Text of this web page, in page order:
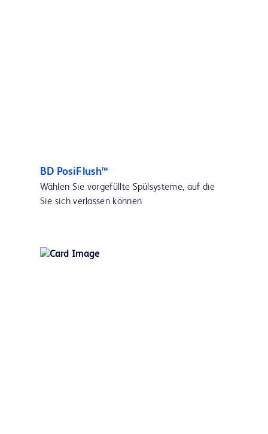
BD PosiFlush™
Wählen Sie vorgefüllte Spülsysteme, auf die
Sie sich verlassen können